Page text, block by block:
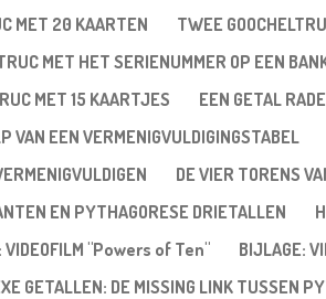
MET 20 KAARTEN
TWEE
MET HET SERIENUMMER OP EEN
MET 15 KAARTJES
EEN GETAL
VAN EEN VERMENIGVULDIGINGSTABEL
DE VIER TORENS
EN PYTHAGORESE DRIETALLEN
VIDEOFILM "Powers of Ten"
BIJLAGE:
GETALLEN: DE MISSING LINK TUSSEN